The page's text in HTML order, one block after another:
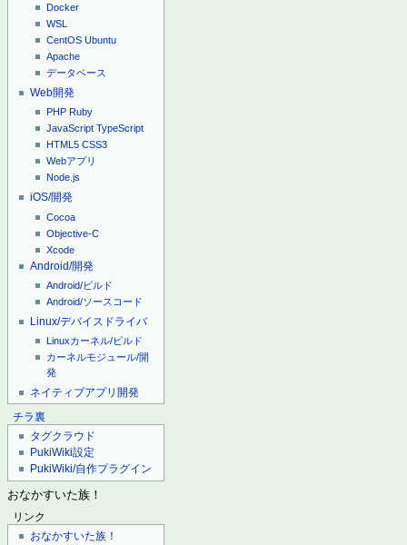
Docker
WSL
CentOS Ubuntu
Apache
データベース
Web開発
PHP Ruby
JavaScript TypeScript
HTML5 CSS3
Webアプリ
Node.js
iOS/開発
Cocoa
Objective-C
Xcode
Android/開発
Android/ビルド
Android/ソースコード
Linux/デバイスドライバ
Linuxカーネル/ビルド
カーネルモジュール/開
発
ネイティブアプリ開発
チラ裏
タグクラウド
PukiWiki設定
PukiWiki/自作プラグイン
おなかすいた族！
リンク
おなかすいた族！